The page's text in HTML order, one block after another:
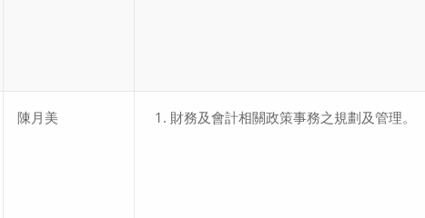
陳月美 財務及會計相關政策事務之規劃及管理。